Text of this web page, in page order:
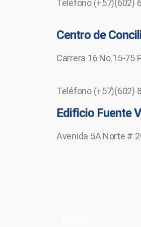
Teléfono (+57)(602)
Centro de
Carrera 16 No.15-75
Teléfono (+57)(602)
Edificio Fuente
Avenida 5A Norte #